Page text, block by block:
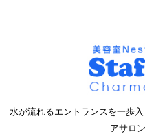
水が流れるエントランスを一歩
アサロ